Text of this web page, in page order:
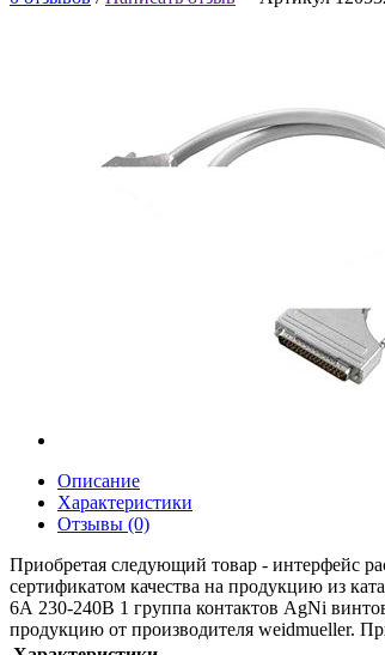
Описание
Характеристики
Отзывы (0)
Приобретая следующий товар - интерфейс
сертификатом качества на продукцию из
6А 230-240В 1 группа контактов AgNi
продукцию от производителя weidmueller.